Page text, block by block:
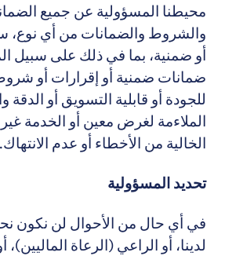
محيطنا المسؤولية عن جميع الضمانات
والشروط والضمانات من أي نوع،
أو ضمنية، بما في ذلك على سبيل
ضمانات ضمنية أو إقرارات أو شروط
للجودة أو قابلية التسويق أو الدقة
الملاءمة لغرض معين أو الخدمة غير
الخالية من الأخطاء أو عدم الانتهاك.
تحديد المسؤولية
في أي حال من الأحواللن نكون نحن
لدينا، أو الراعي (الرعاة الماليين)،